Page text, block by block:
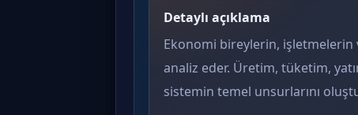
Detaylı açıklama
Ekonomi bireylerin, işletmelerin
analiz eder. Üretim, tüketim,
sistemin temel unsurlarını